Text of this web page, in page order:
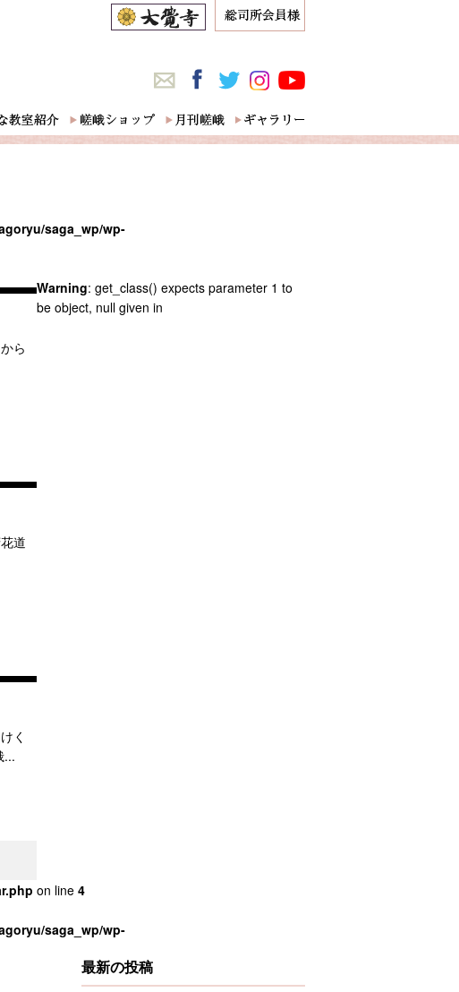
saga_wp/wp-
ら
道
く
...
Warning: get_class() expects parameter 1 to
be object, null given in
on line 4
saga_wp/wp-
最新の投稿